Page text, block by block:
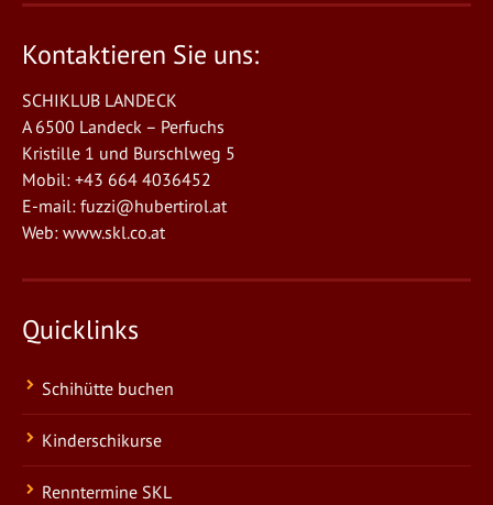
Kontaktieren Sie uns:
SCHIKLUB LANDECK
A 6500 Landeck – Perfuchs
Kristille 1 und Burschlweg 5
Mobil: +43 664 4036452
E-mail: fuzzi@hubertirol.at
Web: www.skl.co.at
Quicklinks
Schihütte buchen
Kinderschikurse
Renntermine SKL